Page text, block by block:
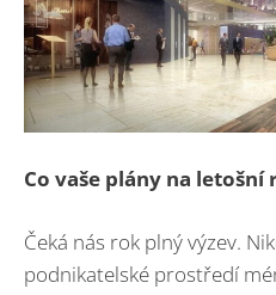
Co vaše plány na letošní
Čeká nás rok plný výzev.
podnikatelské prostředí